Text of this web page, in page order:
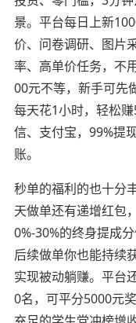
景。平台每日上新
价、问卷调研、图片
率、高单价任务，不
00元不等，新手可先
每天花1小时，轻松
信、支付宝，99%提
账。
秒单的福利的也十分
天做单还有递增红包
0%-30%的终身提成
后续做单你也能持续
实现被动躺赚。平台
0名，可平分5000元